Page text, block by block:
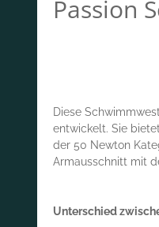
Passion
Diese
entwickelt. Sie
der 50 Newton
Armausschnitt mit
Unterschied